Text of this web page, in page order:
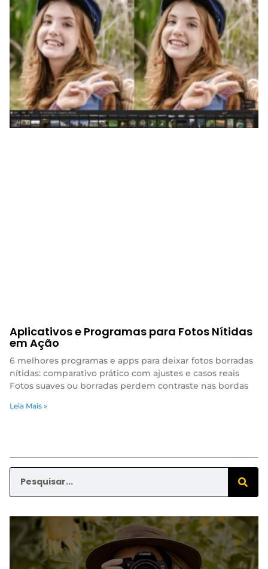
Aplicativos e Programas para Fotos Nítidas
em Ação
6 melhores programas e apps para deixar fotos borradas
nítidas: comparativo prático com ajustes e casos reais
Fotos suaves ou borradas perdem contraste nas bordas
Leia Mais »